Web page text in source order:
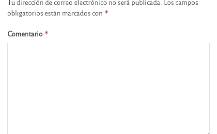
Tu dirección de correo electrónico no será publicada. Los campos
obligatorios están marcados con *
Comentario *